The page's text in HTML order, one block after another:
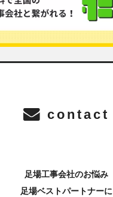
contact
足場工事会社のお悩み
足場ベストパートナーに